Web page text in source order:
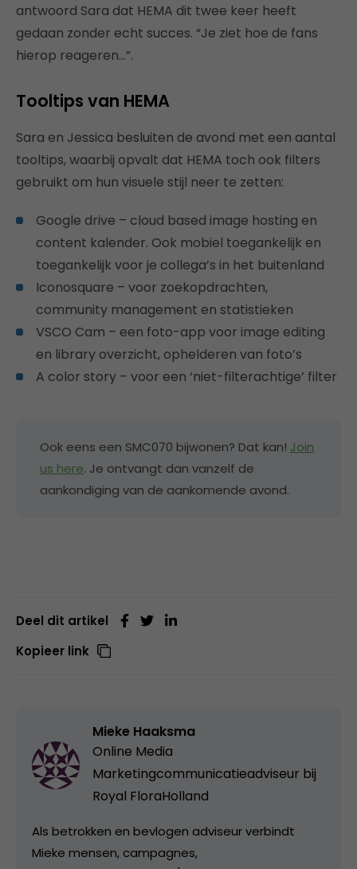
antwoord Sara dat HEMA dit twee keer heeft
gedaan zonder echt succes. “Je ziet hoe de fans
hierop reageren…”.
Tooltips van HEMA
Sara en Jessica besluiten de avond met een aantal
tooltips, waarbij opvalt dat HEMA toch ook filters
gebruikt om hun visuele stijl neer te zetten:
Google drive – cloud based image hosting en
content kalender. Ook mobiel toegankelijk en
toegankelijk voor je collega’s in het buitenland
Iconosquare – voor zoekopdrachten,
community management en statistieken
VSCO Cam – een foto-app voor image editing
en library overzicht, ophelderen van foto’s
A color story – voor een ‘niet-filterachtige’ filter
Ook eens een SMC070 bijwonen? Dat kan! Join
us here. Je ontvangt dan vanzelf de
aankondiging van de aankomende avond.
Deel dit artikel
Kopieer link
Mieke Haaksma
Online Media
Marketingcommunicatieadviseur bij
Royal FloraHolland
Als betrokken en bevlogen adviseur verbindt
Mieke mensen, campagnes,